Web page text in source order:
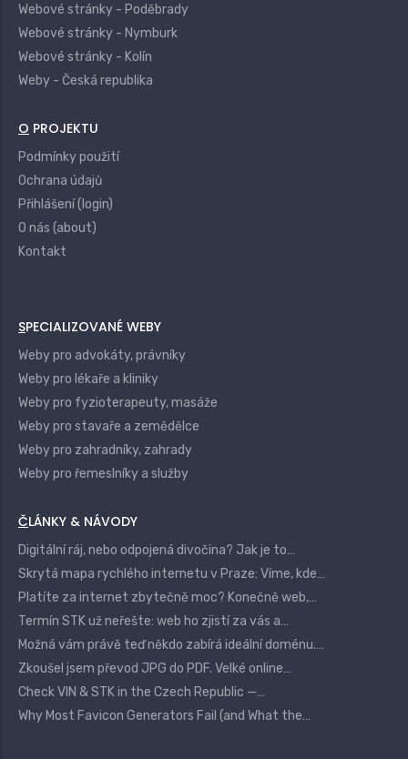
Webové stránky - Poděbrady
Webové stránky - Nymburk
Webové stránky - Kolín
Weby - Česká republika
O PROJEKTU
Podmínky použití
Ochrana údajů
Přihlášení (login)
O nás (about)
Kontakt
SPECIALIZOVANÉ WEBY
Weby pro advokáty, právníky
Weby pro lékaře a kliniky
Weby pro fyzioterapeuty, masáže
Weby pro stavaře a zemědělce
Weby pro zahradníky, zahrady
Weby pro řemeslníky a služby
ČLÁNKY & NÁVODY
Digitální ráj, nebo odpojená divočina? Jak je to…
Skrytá mapa rychlého internetu v Praze: Víme, kde…
Platíte za internet zbytečně moc? Konečně web,…
Termín STK už neřešte: web ho zjistí za vás a…
Možná vám právě teď někdo zabírá ideální doménu.…
Zkoušel jsem převod JPG do PDF. Velké online…
Check VIN & STK in the Czech Republic —…
Why Most Favicon Generators Fail (and What the…